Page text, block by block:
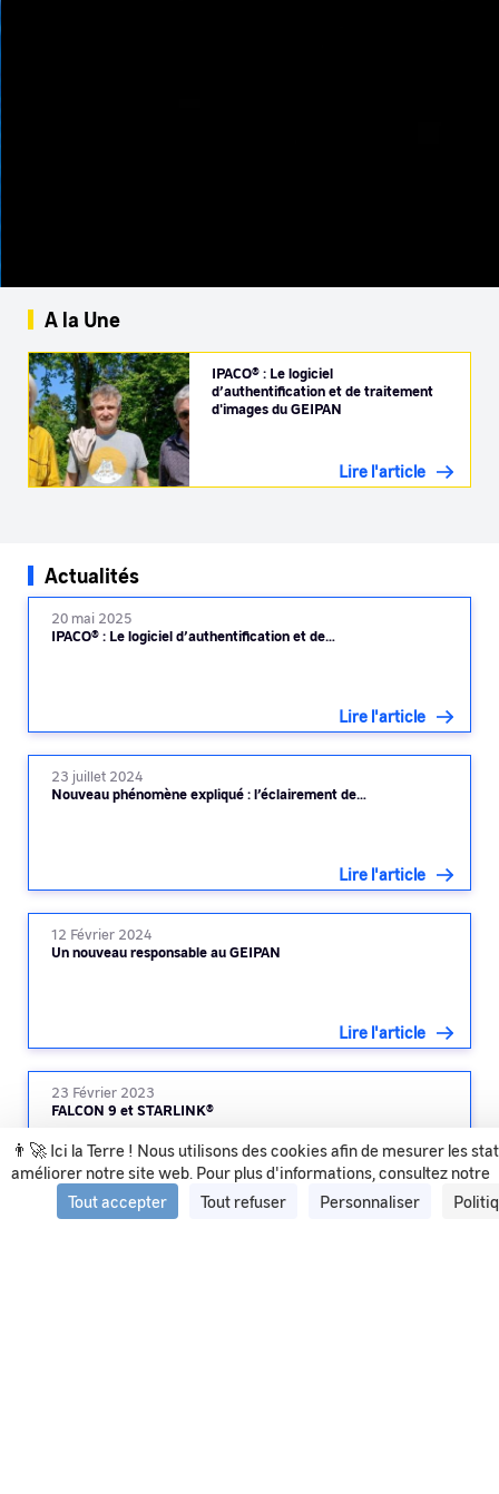
👨‍🚀 Ici la Terre ! Nous utilisons des cookies afin de mesurer les
améliorer notre site web. Pour plus d'informations, consultez notre
Tout accepter
Tout refuser Personnaliser
A la Une
IPACO® : Le logiciel
d’authentification et de traitement
d'images du GEIPAN
Lire l'article
Actualités
20 mai 2025
IPACO® : Le logiciel d’authentification et de…
Lire l'article
23 juillet 2024
Nouveau phénomène expliqué : l’éclairement de…
Lire l'article
12 Février 2024
Un nouveau responsable au GEIPAN
Lire l'article
23 Février 2023
FALCON 9 et STARLINK®
Lire l'article